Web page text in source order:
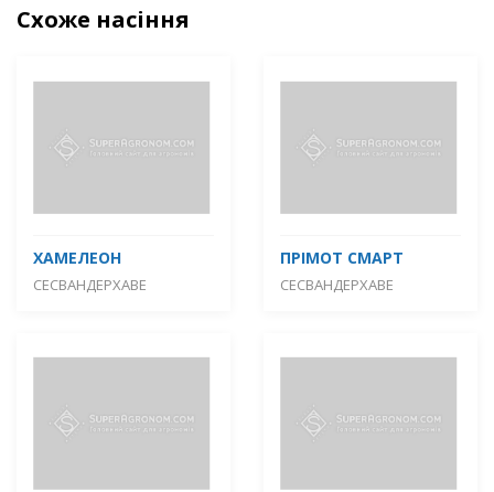
Схоже насіння
ХАМЕЛЕОН
СЕСВАНДЕРХАВЕ
ПРІМОТ СМАРТ
СЕСВАНДЕРХАВЕ